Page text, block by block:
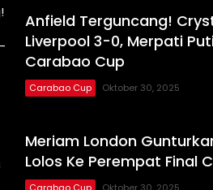
Anfield Terguncang!
Liverpool 3-0, Merpati
Carabao Cup
Carabao Cup Oktober 30, 2025
Meriam London
Lolos Ke Perempat Final
Carabao Cup Oktober 30, 2025